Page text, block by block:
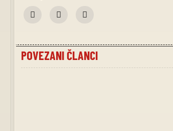
POVEZANI ČLANCI